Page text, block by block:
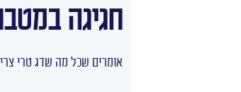
חגיגה
אומרים שכל מה שדג טרי